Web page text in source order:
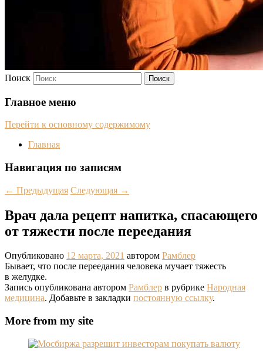
Поиск
Главное меню
Перейти к основному содержимому
Главная
Навигация по записям
← Предыдущая Следующая →
Врач дала рецепт напитка, спасающего
от тяжести после переедания
Опубликовано 12 марта, 2021 автором Рамблер
Бывает, что после переедания человека мучает тяжесть
в желудке.
Запись опубликована автором Рамблер в рубрике Народная
медицина. Добавьте в закладки постоянную ссылку.
More from my site